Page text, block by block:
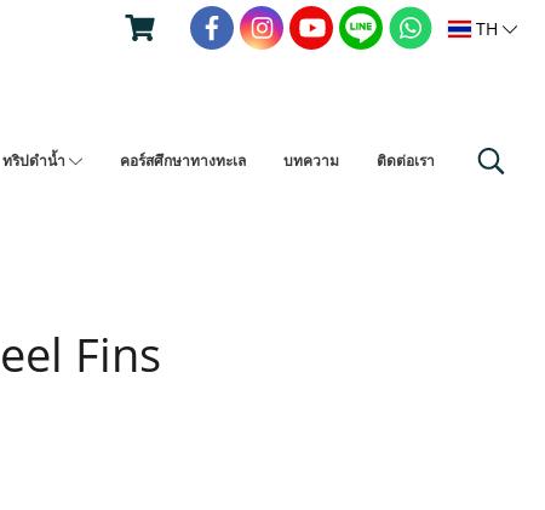
TH
ทริปดำน้ำ คอร์สศึกษาทางทะเล บทความ ติดต่อเรา
Fins